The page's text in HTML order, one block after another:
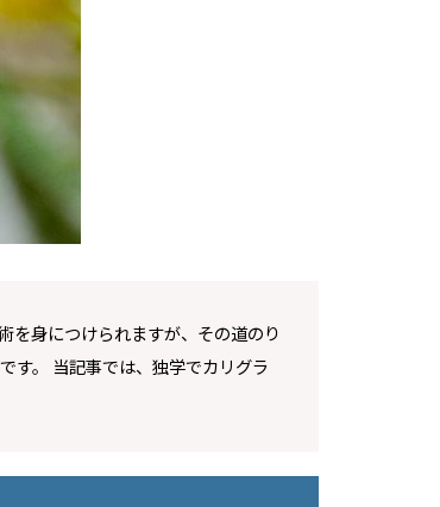
を身につけられますが、その道のり
す。 当記事では、独学でカリグラ